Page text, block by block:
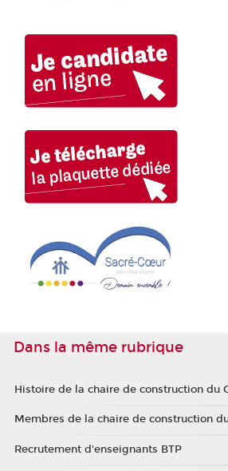
Dans la même rubrique
Histoire de la chaire de construction du
Membres de la chaire de construction
Recrutement d'enseignants BTP